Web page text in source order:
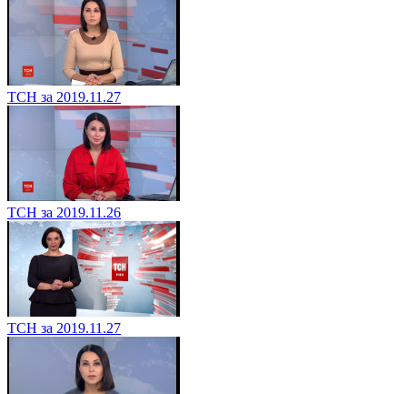
ТСН за 2019.11.27
ТСН за 2019.11.26
ТСН за 2019.11.27